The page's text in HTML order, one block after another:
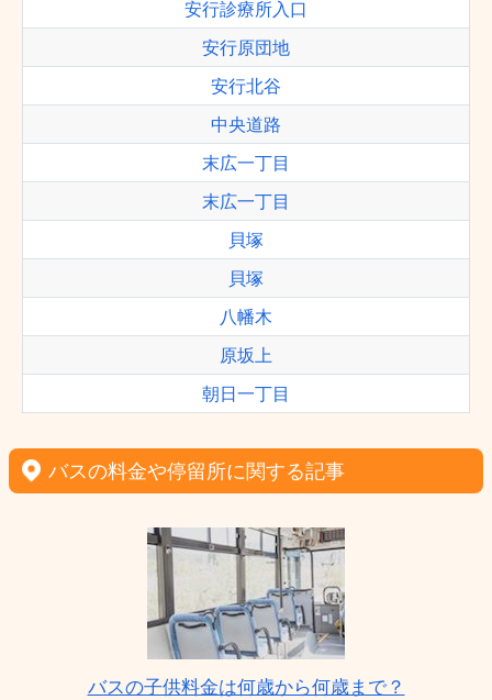
安行診療所入口
安行原団地
安行北谷
中央道路
末広一丁目
末広一丁目
貝塚
貝塚
八幡木
原坂上
朝日一丁目
バスの料金や停留所に関する記事
バスの子供料金は何歳から何歳まで？